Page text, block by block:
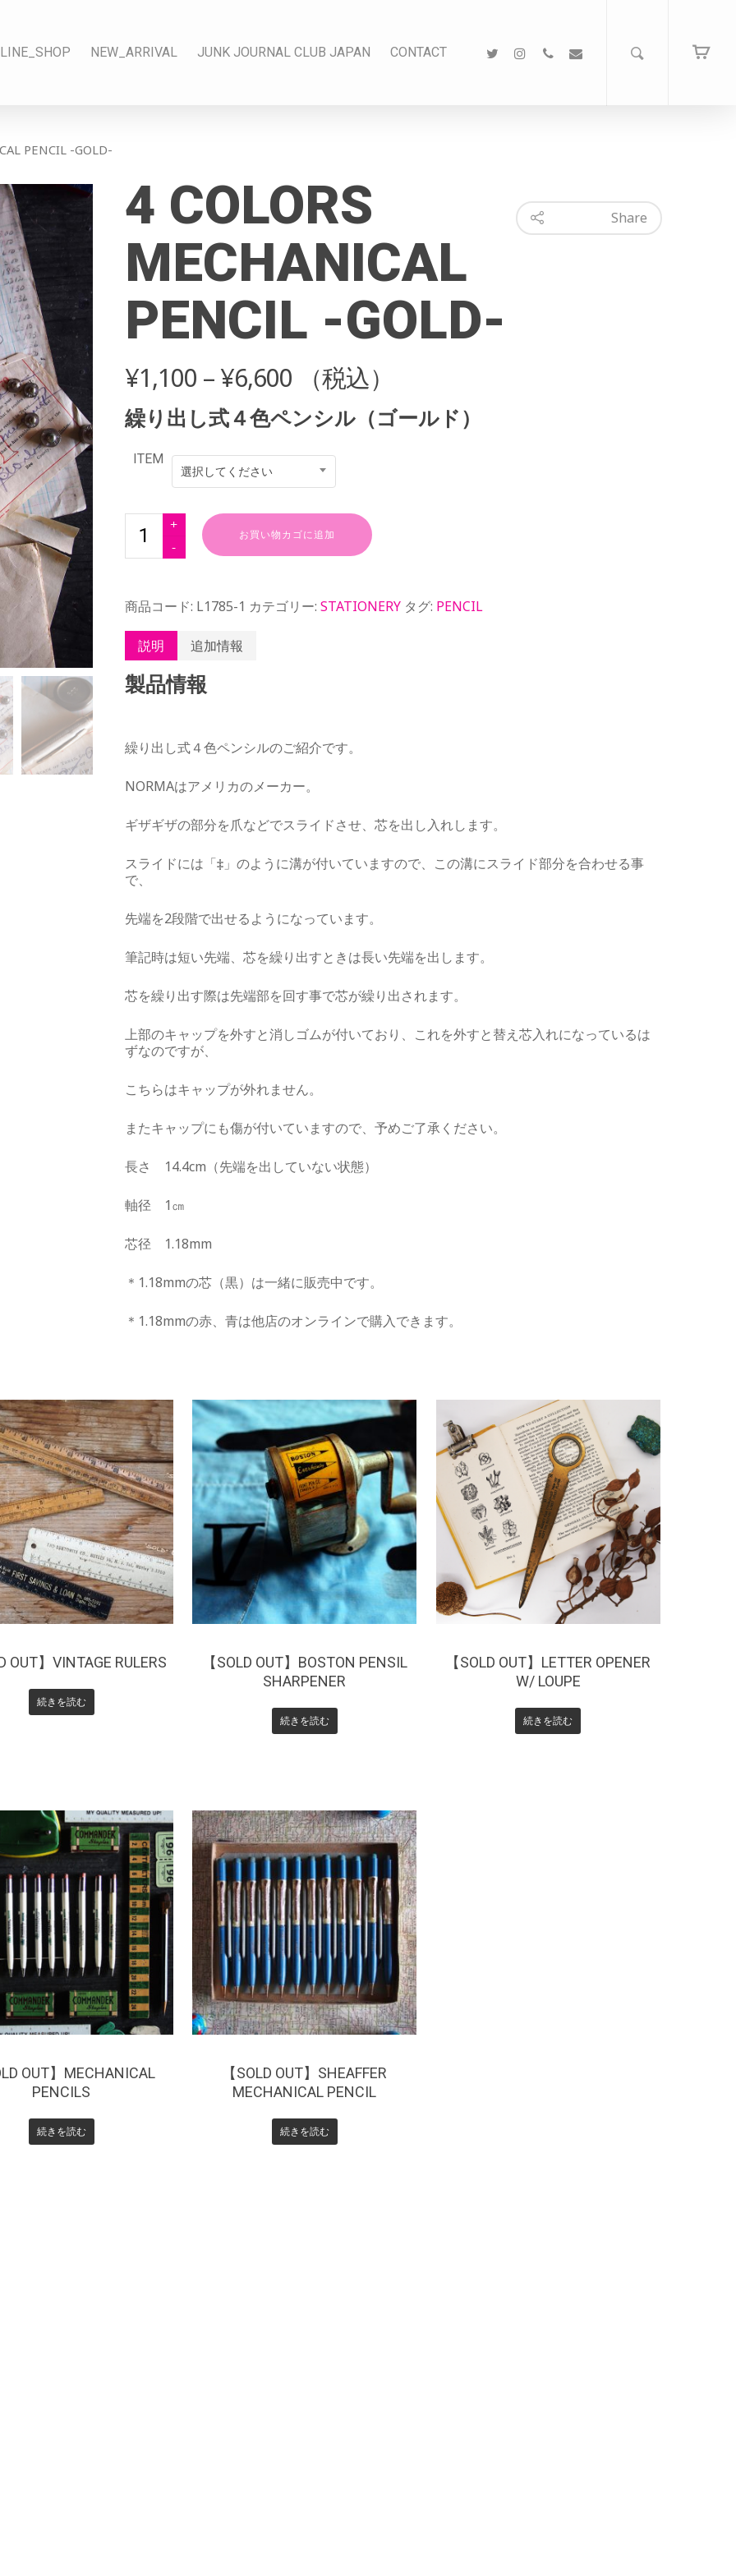
NEW_ARRIVAL JUNK JOURNAL CLUB JAPAN CONTACT
PENCIL -GOLD-
4 COLORS
MECHANICAL
PENCIL -GOLD-
Share
¥1,100 –¥6,600 （税込）
繰り出し式４色ペンシル（ゴールド）
ITEM
選択してください
お買い物カゴに追加
商品コード: L1785-1 カテゴリー: STATIONERY タグ: PENCIL
説明 追加情報
製品情報
繰り出し式４色ペンシルのご紹介です。
NORMAはアメリカのメーカー。
ギザギザの部分を爪などでスライドさせ、芯を出し入れします。
スライドには「‡」のように溝が付いていますので、この溝にスライド部分を合わせる事
で、
先端を2段階で出せるようになっています。
筆記時は短い先端、芯を繰り出すときは長い先端を出します。
芯を繰り出す際は先端部を回す事で芯が繰り出されます。
上部のキャップを外すと消しゴムが付いており、これを外すと替え芯入れになっているは
ずなのですが、
こちらはキャップが外れません。
またキャップにも傷が付いていますので、予めご了承ください。
長さ 14.4cm（先端を出していない状態）
軸径 1㎝
芯径 1.18mm
＊1.18mmの芯（黒）は一緒に販売中です。
＊1.18mmの赤、青は他店のオンラインで購入できます。
OUT】VINTAGE RULERS
続きを読む
¥13,200
【SOLD OUT】BOSTON PENSIL
SHARPENER
続きを読む
¥0
【SOLD OUT】LETTER OPENER
W/ LOUPE
続きを読む
OUT】MECHANICAL
PENCILS
続きを読む
¥1,650
【SOLD OUT】SHEAFFER
MECHANICAL PENCIL
続きを読む